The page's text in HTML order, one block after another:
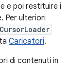
e poi restituire i
Per ulteriori
CursorLoader
Caricatori.
di contenuti in